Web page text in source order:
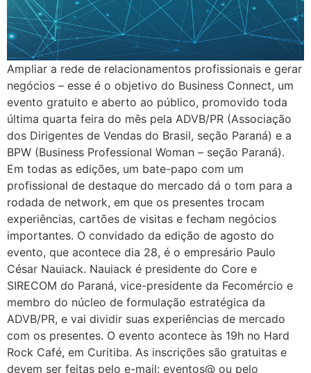
Ampliar a rede de relacionamentos profissionais e gerar
negócios – esse é o objetivo do Business Connect, um
evento gratuito e aberto ao público, promovido toda
última quarta feira do mês pela ADVB/PR (Associação
dos Dirigentes de Vendas do Brasil, seção Paraná) e a
BPW (Business Professional Woman – seção Paraná).
Em todas as edições, um bate-papo com um
profissional de destaque do mercado dá o tom para a
rodada de network, em que os presentes trocam
experiências, cartões de visitas e fecham negócios
importantes. O convidado da edição de agosto do
evento, que acontece dia 28, é o empresário Paulo
César Nauiack. Nauiack é presidente do Core e
SIRECOM do Paraná, vice-presidente da Fecomércio e
membro do núcleo de formulação estratégica da
ADVB/PR, e vai dividir suas experiências de mercado
com os presentes. O evento acontece às 19h no Hard
Rock Café, em Curitiba. As inscrições são gratuitas e
devem ser feitas pelo e-mail: eventos@ ou pelo